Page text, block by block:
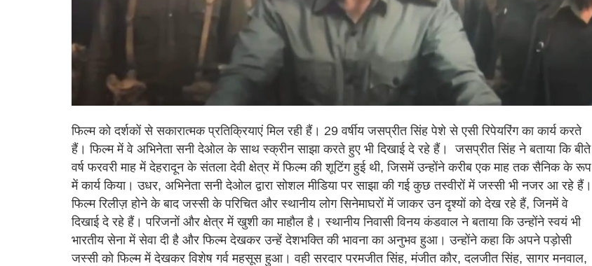
फिल्म को दर्शकों से सकारात्मक प्रतिक्रियाएं मिल रही हैं। 29 वर्षीय जसप्रीत सिंह पेशे से एसी रिपेयरिंग का कार्य करते
हैं। फिल्म में वे अभिनेता सनी देओल के साथ स्क्रीन साझा करते हुए भी दिखाई दे रहे हैं। जसप्रीत सिंह ने बताया कि बीते
वर्ष फरवरी माह में देहरादून के संतला देवी क्षेत्र में फिल्म की शूटिंग हुई थी, जिसमें उन्होंने करीब एक माह तक सैनिक के रूप
में कार्य किया। उधर, अभिनेता सनी देओल द्वारा सोशल मीडिया पर साझा की गई कुछ तस्वीरों में जस्सी भी नजर आ रहे हैं।
फिल्म रिलीज़ होने के बाद जस्सी के परिचित और स्थानीय लोग सिनेमाघरों में जाकर उन दृश्यों को देख रहे हैं, जिनमें वे
दिखाई दे रहे हैं। परिजनों और क्षेत्र में खुशी का माहौल है। स्थानीय निवासी विनय कंडवाल ने बताया कि उन्होंने स्वयं भी
भारतीय सेना में सेवा दी है और फिल्म देखकर उन्हें देशभक्ति की भावना का अनुभव हुआ। उन्होंने कहा कि अपने पड़ोसी
जस्सी को फिल्म में देखकर विशेष गर्व महसूस हुआ। वही सरदार परमजीत सिंह, मंजीत कौर, दलजीत सिंह, सागर मनवाल,